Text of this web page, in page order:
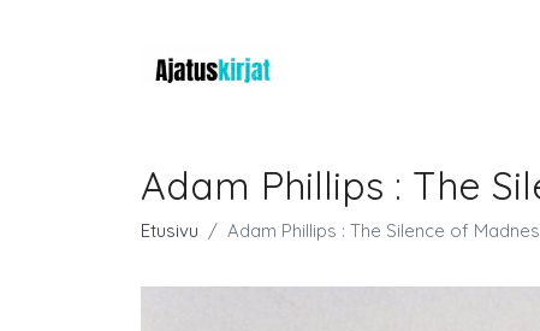
Adam Phillips : The
Etusivu Adam Phillips : The Silence of